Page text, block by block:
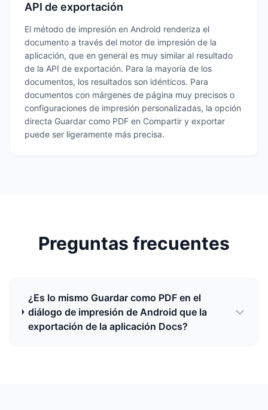
API de exportación
El método de impresión en Android renderiza el
documento a través del motor de impresión de la
aplicación, que en general es muy similar al resultado
de la API de exportación. Para la mayoría de los
documentos, los resultados son idénticos. Para
documentos con márgenes de página muy precisos o
configuraciones de impresión personalizadas, la opción
directa Guardar como PDF en Compartir y exportar
puede ser ligeramente más precisa.
Preguntas frecuentes
¿Es lo mismo Guardar como PDF en el
diálogo de impresión de Android que la
exportación de la aplicación Docs?